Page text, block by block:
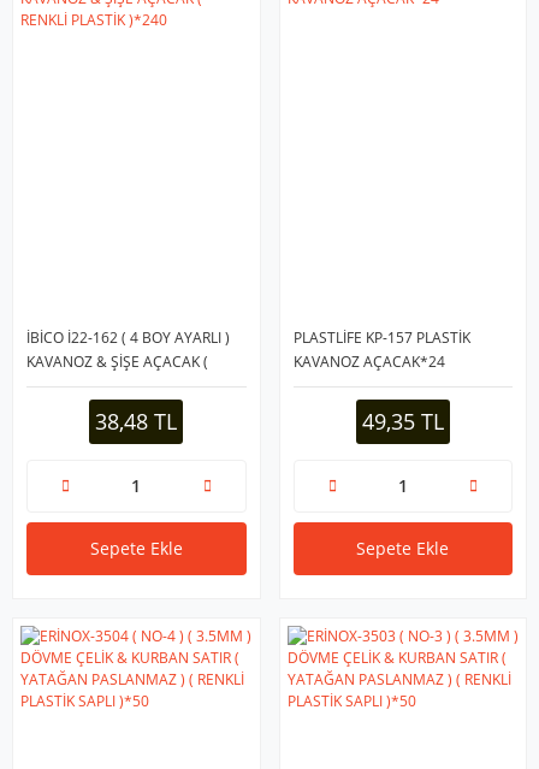
İBİCO İ22-162 ( 4 BOY AYARLI )
KAVANOZ & ŞİŞE AÇACAK (
RENKLİ PLASTİK )*240
38,48 TL
Sepete Ekle
PLASTLİFE KP-157 PLASTİK
KAVANOZ AÇACAK*24
49,35 TL
Sepete Ekle